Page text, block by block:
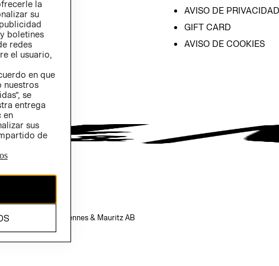
AVISO DE PRIVACIDAD
GIFT CARD
AVISO DE COOKIES
de H&M Hennes & Mauritz AB
la
su
boletines
redes
el usuario,
en que
nuestros
se
entrega
en
sus
de